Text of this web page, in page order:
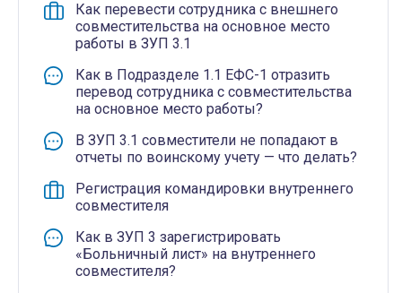
Как перевести сотрудника с внешнего
совместительства на основное место
работы в ЗУП 3.1
Как в Подразделе 1.1 ЕФС-1 отразить
перевод сотрудника с совместительства
на основное место работы?
В ЗУП 3.1 совместители не попадают в
отчеты по воинскому учету — что делать?
Регистрация командировки внутреннего
совместителя
Как в ЗУП 3 зарегистрировать
«Больничный лист» на внутреннего
совместителя?